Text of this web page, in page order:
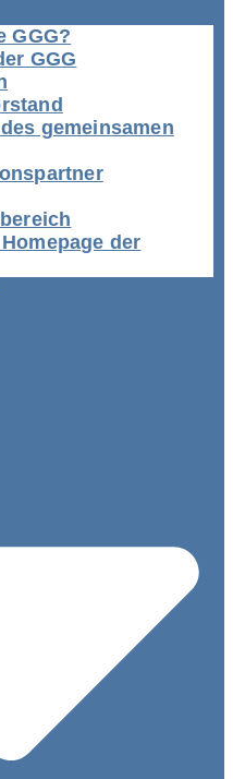
GGG?
GGG
gemeinsamen
der